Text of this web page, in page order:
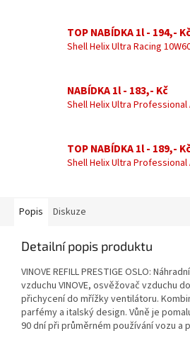
TOP NABÍDKA 1l - 194,-
Shell Helix Ultra Racing
NABÍDKA 1l - 183,- Kč
Shell Helix Ultra Professional
TOP NABÍDKA 1l - 189,-
Shell Helix Ultra Professional
Popis Diskuze
Detailní popis produktu
VINOVE REFILL PRESTIGE OSLO:
vzduchu VINOVE, osvěžovač vzduchu
přichycení do mřížky ventilátoru.
parfémy a italský design. Vůně je
90 dní při průměrném používání vozu a